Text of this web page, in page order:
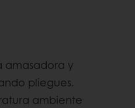
amasadora y
pliegues.
ambiente